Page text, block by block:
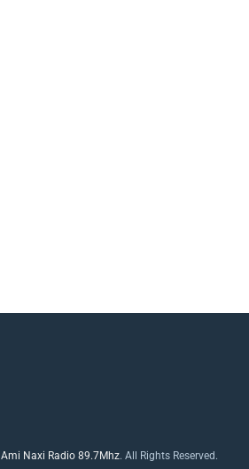
Ami Naxi Radio 89.7Mhz. All Rights Reserved.